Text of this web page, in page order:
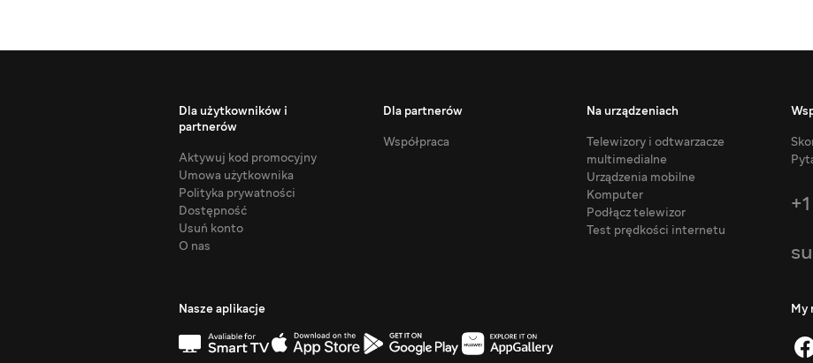
Dla użytkowników i
partnerów
Aktywuj kod promocyjny
Umowa użytkownika
Polityka prywatności
Dostępność
Usuń konto
O nas
Dla partnerów
Współpraca
Na urządzeniach
Telewizory i odtwarzacze
multimedialne
Urządzenia mobilne
Komputer
Podłącz telewizor
Test prędkości internetu
Nasze aplikacje My